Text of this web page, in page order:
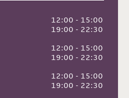
12:00 - 15:00
19:00 - 22:30
12:00 - 15:00
19:00 - 22:30
12:00 - 15:00
19:00 - 22:30